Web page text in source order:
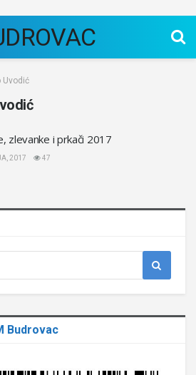
Uvodić
zlevanke i prkači 2017
2017 47
Budrovac